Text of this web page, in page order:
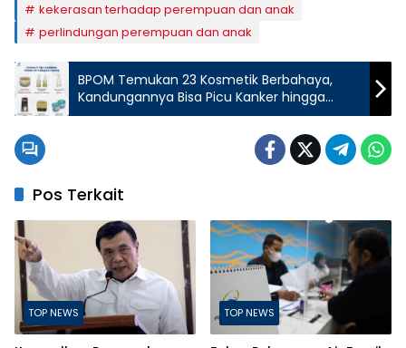
kekerasan terhadap perempuan dan anak
perlindungan perempuan dan anak
BPOM Temukan 23 Kosmetik Berbahaya,
Kandungannya Bisa Picu Kanker hingga
Rusak Organ
Pos Terkait
TOP NEWS TOP NEWS